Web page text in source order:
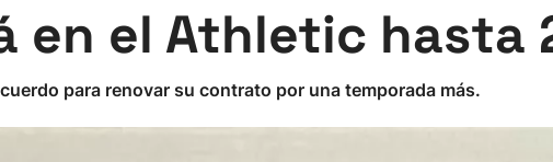
en el Athletic hasta
para renovar su contrato por una temporada más.